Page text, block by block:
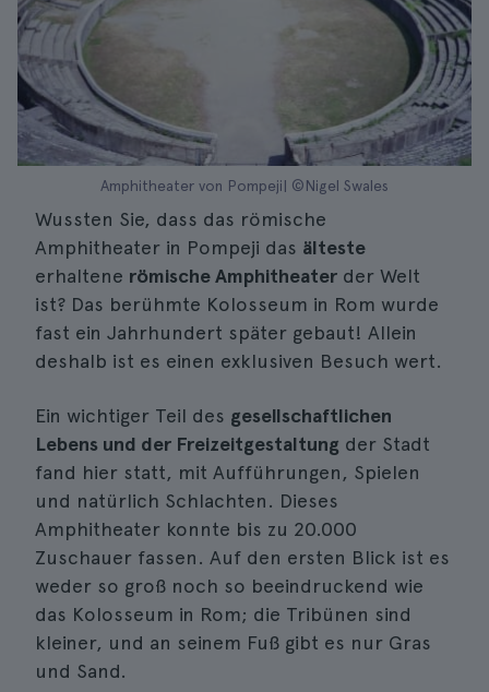
Amphitheater von Pompeji| ©Nigel Swales
Wussten Sie, dass das römische
Amphitheater in Pompeji das älteste
erhaltene römische Amphitheater der Welt
ist? Das berühmte Kolosseum in Rom wurde
fast ein Jahrhundert später gebaut! Allein
deshalb ist es einen exklusiven Besuch wert.
Ein wichtiger Teil des gesellschaftlichen
Lebens und der Freizeitgestaltung der Stadt
fand hier statt, mit Aufführungen, Spielen
und natürlich Schlachten. Dieses
Amphitheater konnte bis zu 20.000
Zuschauer fassen. Auf den ersten Blick ist es
weder so groß noch so beeindruckend wie
das Kolosseum in Rom; die Tribünen sind
kleiner, und an seinem Fuß gibt es nur Gras
und Sand.